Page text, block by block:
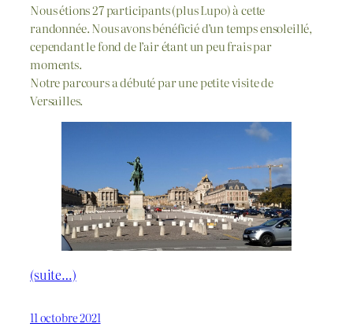
Nous étions 27 participants (plus Lupo) à cette
randonnée. Nous avons bénéficié d’un temps ensoleillé,
cependant le fond de l’air étant un peu frais par
moments.
Notre parcours a débuté par une petite visite de
Versailles.
(suite…)
11 octobre 2021